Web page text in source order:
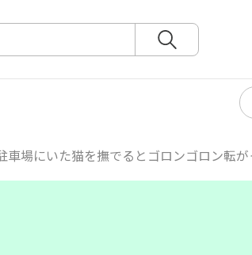
車場にいた猫を撫でるとゴロンゴロン転